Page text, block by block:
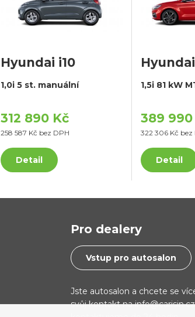
Hyundai i10
1,0i 5 st. manuální
312 890 Kč
258 587 Kč bez DPH
Detail
1,5i 81 kW
389 990
322 306 Kč bez
Detail
Pro dealery
Vstup pro autosalon
Jste autosalon a chcete se
svůj kontakt na